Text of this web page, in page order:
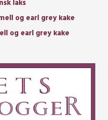
laks
og earl grey kake
og earl grey kake